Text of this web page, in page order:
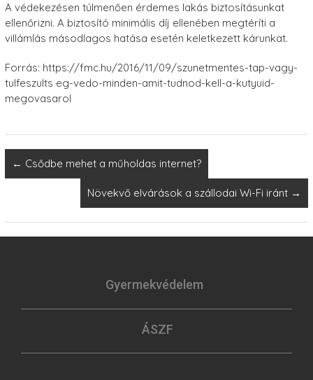
A védekezésen túlmenően érdemes lakás biztosításunkat
ellenőrizni. A biztosító minimális díj ellenében megtéríti a
villámlás másodlagos hatása esetén keletkezett kárunkat.
Forrás: https://fmc.hu/2016/11/09/szunetmentes-tap-vagy-
tulfeszults eg-vedo-minden-amit-tudnod-kell-a-kutyuid-
megovasarol
← Csődbe mehet a műholdas internet?
Növekvő elvárások a szállodai Wi-Fi iránt →
Gyermekvédelem
ÁSZF